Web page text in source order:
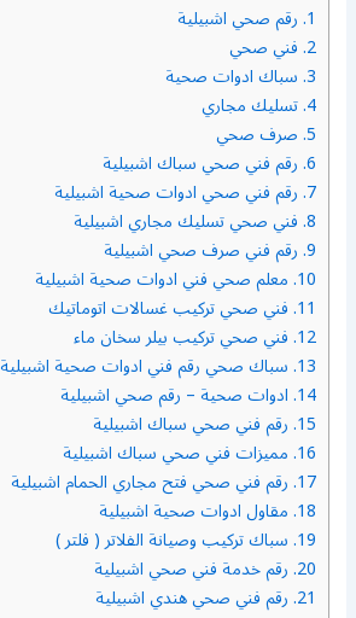
1. رقم صحي اشبيلية
2. فني صحي
3. سباك ادوات صحية
4. تسليك مجاري
5. صرف صحي
6. رقم فني صحي سباك اشبيلية
7. رقم فني صحي ادوات صحية اشبيلية
8. فني صحي تسليك مجاري اشبيلية
9. رقم فني صرف صحي اشبيلية
10. معلم صحي فني ادوات صحية اشبيلية
11. فني صحي تركيب غسالات اتوماتيك
12. فني صحي تركيب بيلر سخان ماء
13. سباك صحي رقم فني ادوات صحية اشبيلية
14. ادوات صحية – رقم صحي اشبيلية
15. رقم فني صحي سباك اشبيلية
16. مميزات فني صحي سباك اشبيلية
17. رقم فني صحي فتح مجاري الحمام اشبيلية
18. مقاول ادوات صحية اشبيلية
19. سباك تركيب وصيانة الفلاتر ( فلتر )
20. رقم خدمة فني صحي اشبيلية
21. رقم فني صحي هندي اشبيلية